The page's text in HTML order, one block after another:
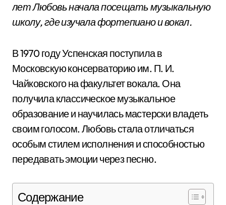
лет Любовь начала посещать музыкальную
школу, где изучала фортепиано и вокал.
В 1970 году Успенская поступила в
Московскую консерваторию им. П. И.
Чайковского на факультет вокала. Она
получила классическое музыкальное
образование и научилась мастерски владеть
своим голосом. Любовь стала отличаться
особым стилем исполнения и способностью
передавать эмоции через песню.
Содержание